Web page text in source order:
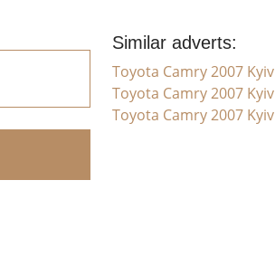
Similar adverts:
Toyota Camry 2007 Kyiv
Toyota Camry 2007 Kyiv
Toyota Camry 2007 Kyiv